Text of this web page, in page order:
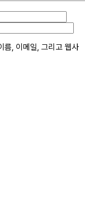
름, 이메일, 그리고 웹사